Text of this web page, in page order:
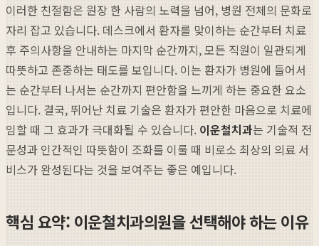
이러한 친절함은 원장 한 사람의 노력을 넘어, 병원 전체의 문화로
자리 잡고 있습니다. 데스크에서 환자를 맞이하는 순간부터 치료
후 주의사항을 안내하는 마지막 순간까지, 모든 직원이 일관되게
따뜻하고 존중하는 태도를 보입니다. 이는 환자가 병원에 들어서
는 순간부터 나서는 순간까지 편안함을 느끼게 하는 중요한 요소
입니다. 결국, 뛰어난 치료 기술은 환자가 편안한 마음으로 치료에
임할 때 그 효과가 극대화될 수 있습니다. 이운철치과는 기술적 전
문성과 인간적인 따뜻함이 조화를 이룰 때 비로소 최상의 의료 서
비스가 완성된다는 것을 보여주는 좋은 예입니다.
핵심 요약: 이운철치과의원을 선택해야 하는 이유